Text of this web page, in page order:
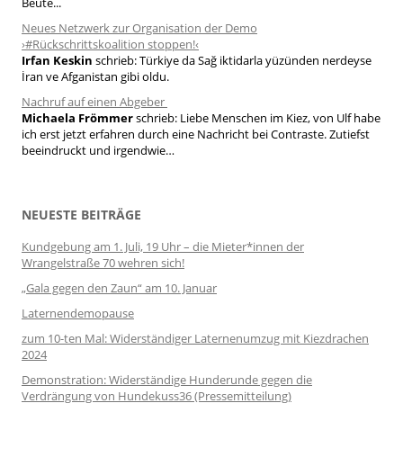
Neues Netzwerk zur Organisation der Demo
›#Rückschrittskoalition stoppen!‹
Irfan Keskin schrieb:Türkiye da Sağ iktidarla yüzünden nerdeyse
İran ve Afganistan gibi oldu.
Nachruf auf einen Abgeber
Michaela Frömmerschrieb: Liebe Menschen im Kiez, von Ulf habe
ich erst jetzt erfahren durch eine Nachricht bei Contraste. Zutiefst
beeindruckt und irgendwie…
NEUESTE BEITRÄGE
Kundgebung am 1. Juli, 19 Uhr – die Mieter*innen der
Wrangelstraße 70 wehren sich!
„Gala gegen den Zaun“ am 10. Januar
Laternendemopause
zum 10-ten Mal: Widerständiger Laternenumzug mit Kiezdrachen
2024
Demonstration: Widerständige Hunderunde gegen die
Verdrängung von Hundekuss36 (Pressemitteilung)